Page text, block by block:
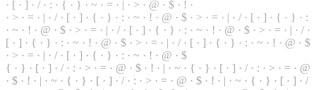
· [ · ] · / · : · { · } · ~ · = · | · > · @ · $ · ! ·
· > · = · | · / · [ · ] · { · } · : · ~ · ! · @ · $ · > · = · | · / · [ · ] · { · } · :
· ~ · ! · @ · $ · > · = · | · /· [ · ] · { · } · : · ~ · ! · @ · $ · > · = · | · / ·
[ · ] · { · } · : · ~ · ! · @ · $ · > · = · | · / · [ · ] · { · } · : · ~ · ! · @ · $
· > · = · | · /· [ · ] · { · } · : · ~ · ! · @ · $
{ · } · [ · ] · / · : · > · = · @ · $ · ! · | · ~ · { · } · [ · ] · / · : · > · = · @
· $ · ! · | · ~ · { · } · [ · ] · / · : · > · = · @ · $ · ! · | · ~ · { · } · [ · ] · /